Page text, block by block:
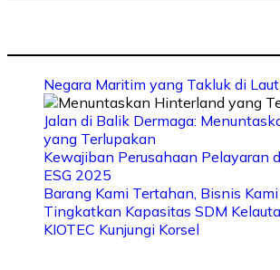
Negara Maritim yang Takluk di
Jalan di Balik Dermaga:
yang Terlupakan
Kewajiban Perusahaan Pelayaran
ESG 2025
Barang Kami Tertahan, Bisnis
Tingkatkan Kapasitas SDM
KIOTEC Kunjungi Korsel